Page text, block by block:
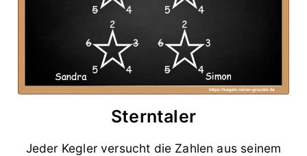
Sterntaler
Jeder Kegler versucht die Zahlen aus seinem